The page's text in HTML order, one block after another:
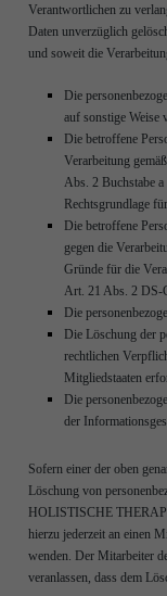
Verantwortlichen zu
Daten unverzüglich
und soweit die
Die
auf sonstige Weise
Die betroffene
Verarbeitung
Abs. 2 Buchstabe
Rechtsgrundlage
Die betroffene
gegen die
Gründe für die
Art. 21 Abs. 2 DS-
Die
Die Löschung der
rechtlichen
Mitgliedstaaten
Die
der
Sofern einer der oben
Löschung von
HOLISTISCHE
hierzu jederzeit an einen
wenden. Der Mitarbeiter
veranlassen, dass dem